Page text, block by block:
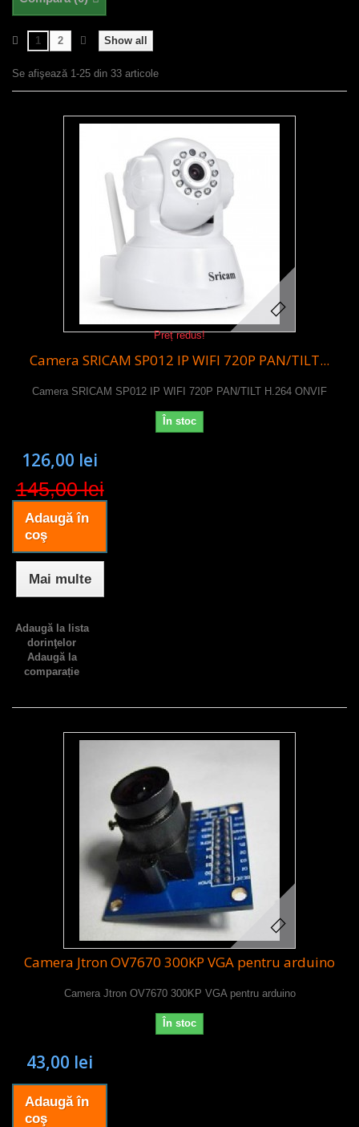
Show all
1 2
Se afişează 1-25 din 33 articole
Preț redus!
Camera SRICAM SP012 IP WIFI 720P PAN/TILT...
Camera SRICAM SP012 IP WIFI 720P PAN/TILT H.264 ONVIF
În stoc
126,00 lei
145,00 lei
Adaugă în
coş
Mai multe
Adaugă la lista
dorinţelor
Adaugă la
comparație
Camera Jtron OV7670 300KP VGA pentru arduino
Camera Jtron OV7670 300KP VGA pentru arduino
În stoc
43,00 lei
Adaugă în
coş